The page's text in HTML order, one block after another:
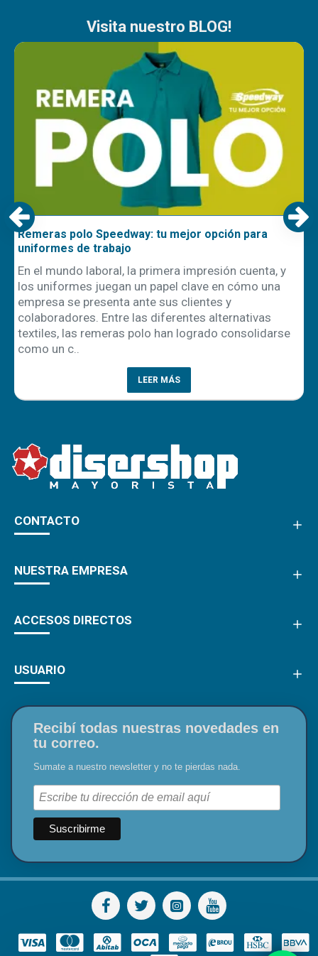
Visita nuestro BLOG!
Remeras polo Speedway: tu mejor opción para
uniformes de trabajo
En el mundo laboral, la primera impresión cuenta, y
los uniformes juegan un papel clave en cómo una
empresa se presenta ante sus clientes y
colaboradores. Entre las diferentes alternativas
textiles, las remeras polo han logrado consolidarse
como un c..
LEER MÁS
CONTACTO
NUESTRA EMPRESA
ACCESOS DIRECTOS
USUARIO
Recibí todas nuestras novedades en
tu correo.
Sumate a nuestro newsletter y no te pierdas nada.